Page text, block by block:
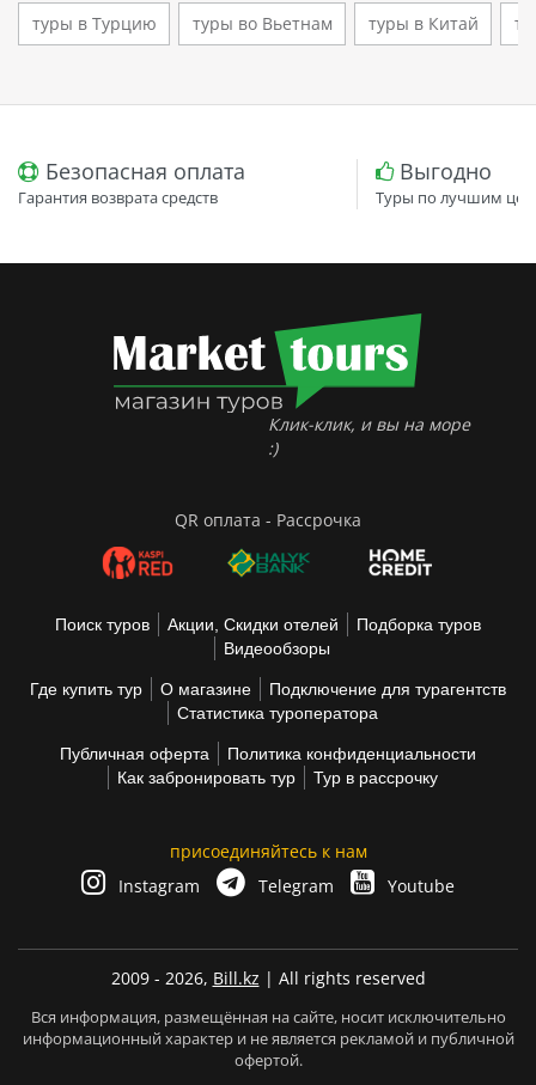
туры в Турцию туры во Вьетнам туры в Китай
Безопасная оплата
Гарантия возврата средств
Выгодно
Туры по лучшим
Клик-клик, и вы на море
:)
QR оплата - Рассрочка
Поиск туров Акции, Скидки отелей
Подборка туров
Видеообзоры
Где купить тур О магазине
Подключение для турагентств
Статистика туроператора
Публичная оферта
Политика конфиденциальности
Как забронировать тур
Тур в рассрочку
присоединяйтесь к нам
Instagram
Telegram Youtube
2009 - 2026, Bill.kz | All rights reserved
Вся информация, размещённая на сайте, носит исключительно
информационный характер и не является рекламой и публичной
офертой.